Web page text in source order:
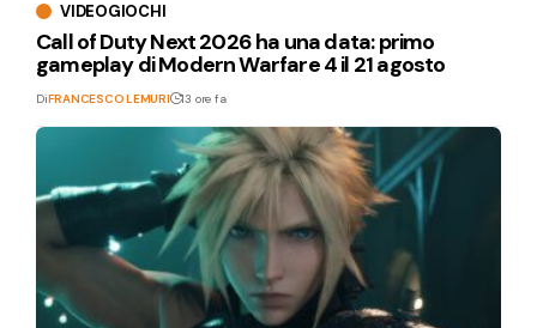
VIDEOGIOCHI
Call of Duty Next 2026 ha una data: primo
gameplay di Modern Warfare 4 il 21 agosto
DiFRANCESCO LEMURI 13 ore fa